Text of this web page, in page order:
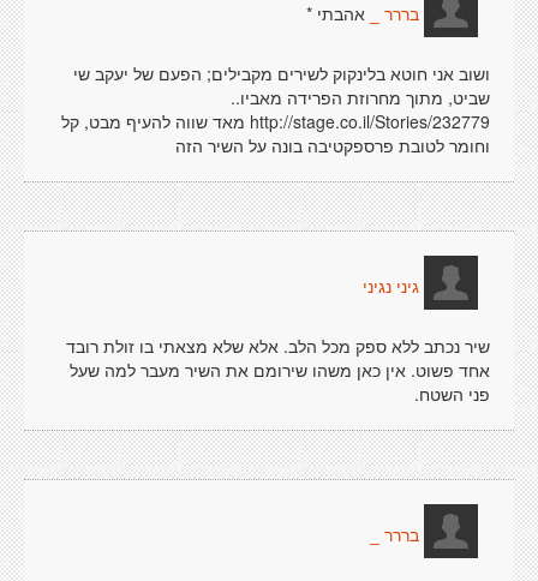
בררר _ אהבתי *
ושוב אני חוטא בלינקוק לשירים מקבילים; הפעם של יעקב שי
שביט, מתוך מחרוזת הפרידה מאביו..
http://stage.co.il/Stories/232779 מאד שווה להעיף מבט, קל
וחומר לטובת פרספקטיבה בונה על השיר הזה
גיני נגיני
שיר נכתב ללא ספק מכל הלב. אלא שלא מצאתי בו זולת רובד
אחד פשוט. אין כאן משהו שירומם את השיר מעבר למה שעל
פני השטח.
בררר _